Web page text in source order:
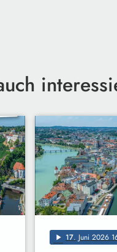
play_arrow 17. Juni 2026